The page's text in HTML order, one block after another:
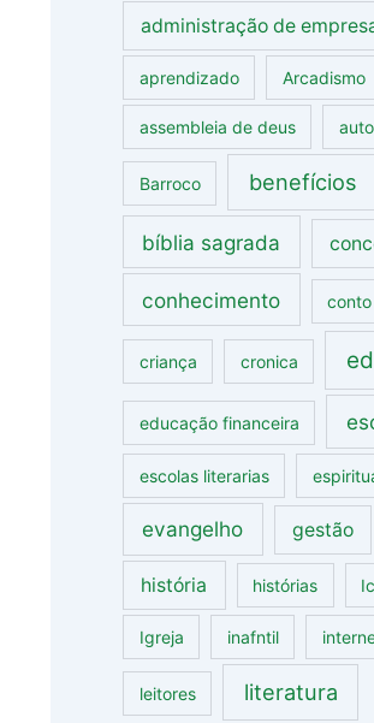
administração de
aprendizado Arcadismo
assembleia de deus
Barroco benefícios
bíblia sagrada
conhecimento conto
criança cronica
educação financeira
escolas literarias
evangelho gestão
história histórias
Igreja inafntil
leitores literatura